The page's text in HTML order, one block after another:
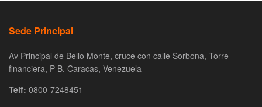
Sede Principal
Av Principal de Bello Monte, cruce con calle Sorbona, Torre
financiera, P-B. Caracas, Venezuela
Telf: 0800-7248451